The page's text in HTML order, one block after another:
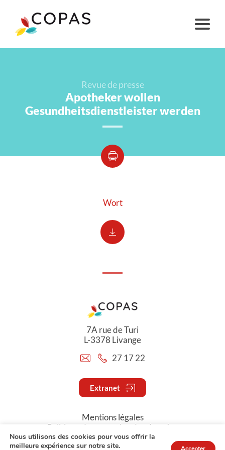
Revue de presse
Apotheker wollen
Gesundheitsdienstleister werden
Wort
7A rue de Turi
L-3378 Livange
27 17 22
Extranet
Mentions légales
Politique de protection des données
Nous utilisons des cookies pour vous offrir la
meilleure expérience sur notre site.